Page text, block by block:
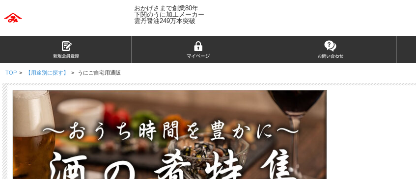
おかげさまで創業80年
下関のうに加工メーカー
雲丹醤油249万本突破
TOP > 【用途別に探す】 > うにご自宅用通販